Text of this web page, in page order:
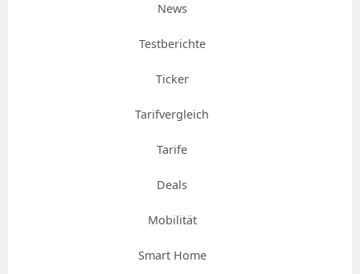
News
Testberichte
Ticker
Tarifvergleich
Tarife
Deals
Mobilität
Smart Home